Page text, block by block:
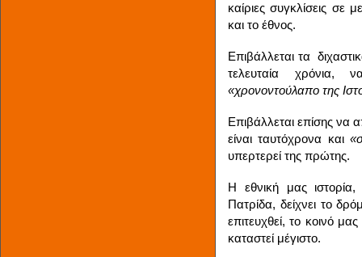
καίριες συγκλίσεις
και το έθνος.
Επιβάλλεται τα
τελευταία χρόνια,
«χρονοντούλαπο της
Επιβάλλεται επίσης να
είναι ταυτόχρονα και
υπερτερεί της πρώτης.
Η εθνική μας
Πατρίδα, δείχνει το
επιτευχθεί, το κοινό
καταστεί μέγιστο.